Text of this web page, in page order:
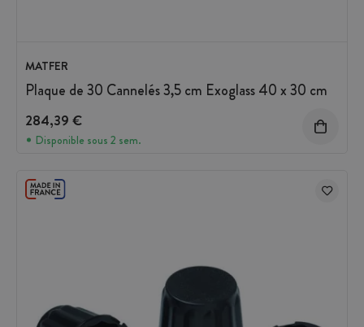
MATFER
Plaque de 30 Cannelés 3,5 cm Exoglass 40 x 30 cm
284,39 €
Disponible sous 2 sem.